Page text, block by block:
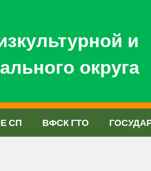
и
округа
СП ВФСК ГТО